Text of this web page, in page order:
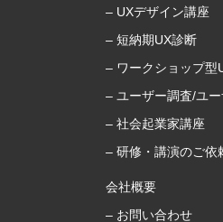
– UXデザイン講座
– 短納期UX診断
– ワークショップ型
– ユーザー調査/ユー
– 社会起業家講座
– 研修・講演のご依
会社概要
– お問い合わせ